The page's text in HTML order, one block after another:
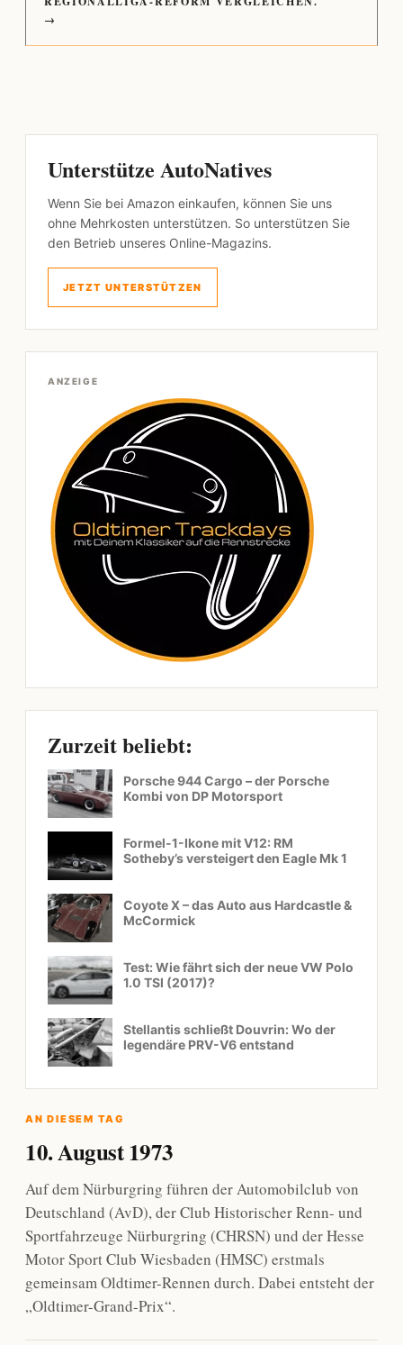
→
Unterstütze AutoNatives
Wenn Sie bei Amazon einkaufen, können Sie uns
ohne Mehrkosten unterstützen. So unterstützen Sie
den Betrieb unseres Online-Magazins.
JETZT UNTERSTÜTZEN
ANZEIGE
Zurzeit beliebt:
Porsche 944 Cargo – der Porsche
Kombi von DP Motorsport
Formel-1-Ikone mit V12: RM
Sotheby’s versteigert den Eagle Mk 1
Coyote X – das Auto aus Hardcastle &
McCormick
Test: Wie fährt sich der neue VW Polo
1.0 TSI (2017)?
Stellantis schließt Douvrin: Wo der
legendäre PRV-V6 entstand
AN DIESEM TAG
10. August 1973
Auf dem Nürburgring führen der Automobilclub von
Deutschland (AvD), der Club Historischer Renn- und
Sportfahrzeuge Nürburgring (CHRSN) und der Hesse
Motor Sport Club Wiesbaden (HMSC) erstmals
gemeinsam Oldtimer-Rennen durch. Dabei entsteht der
„Oldtimer-Grand-Prix“.